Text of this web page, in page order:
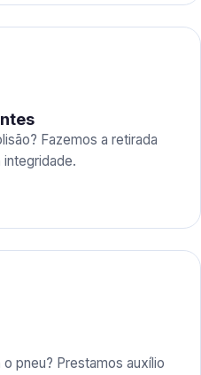
Fazemos a retirada
pneu? Prestamos auxílio